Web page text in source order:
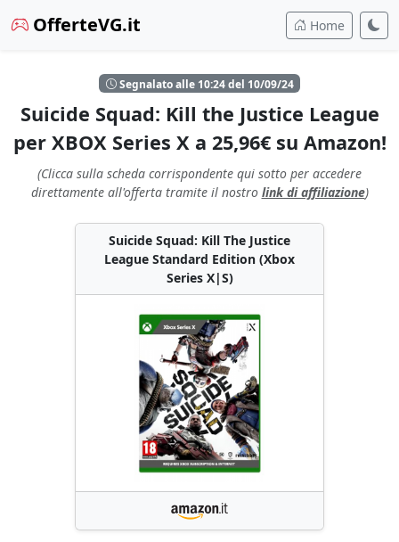
OfferteVG.it Home
Segnalato alle 10:24 del 10/09/24
Suicide Squad: Kill the Justice League
per XBOX Series X a 25,96€ su Amazon!
(Clicca sulla scheda corrispondente qui sotto per accedere
direttamente all'offerta tramite il nostro link di affiliazione)
Suicide Squad: Kill The Justice
League Standard Edition (Xbox
Series X|S)